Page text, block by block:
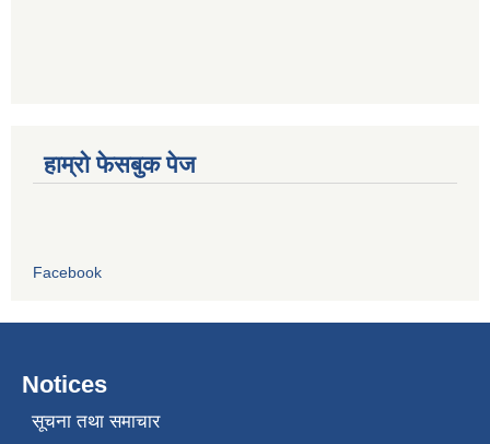
हाम्रो फेसबुक पेज
Facebook
Notices
सूचना तथा समाचार